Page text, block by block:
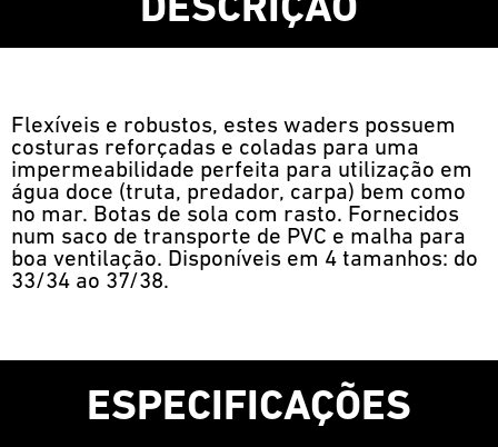
DESCRIÇÃO
Flexíveis e robustos, estes waders possuem
costuras reforçadas e coladas para uma
impermeabilidade perfeita para utilização em
água doce (truta, predador, carpa) bem como
no mar. Botas de sola com rasto. Fornecidos
num saco de transporte de PVC e malha para
boa ventilação. Disponíveis em 4 tamanhos: do
33/34 ao 37/38.
ESPECIFICAÇÕES